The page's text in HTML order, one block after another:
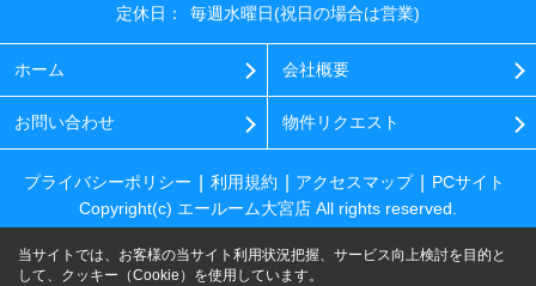
定休日：
毎週水曜日(祝日の場合は営業)
ホーム 会社概要
お問い合わせ 物件リクエスト
プライバシーポリシー 利用規約 アクセスマップ
PCサイト
Copyright(c) エールーム大宮店 All rights reserved.
当サイトでは、お客様の当サイト利用状況把握、サービス向上検討を目的と
して、クッキー（Cookie）を使用しています。